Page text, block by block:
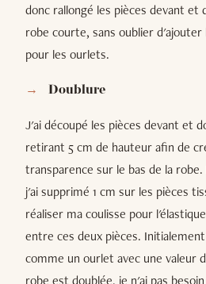
donc rallongé les pièces devant et
robe courte, sans oublier
pour les ourlets.
Doublure
J'ai découpé les pièces devant et
retirant 5 cm de hauteur afin de
transparence sur le bas de la
j'ai supprimé 1 cm sur les pièces
réaliser ma coulisse pour
entre ces deux pièces.
comme un ourlet avec une valeur
robe est doublée, je n'ai pas